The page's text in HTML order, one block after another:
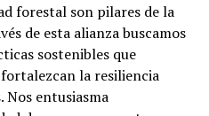
forestal son pilares de la
de esta alianza buscamos
sostenibles que
la resiliencia
Nos entusiasma